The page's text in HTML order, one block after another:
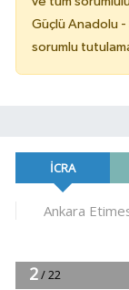
Güçlü Anadolu
sorumlu